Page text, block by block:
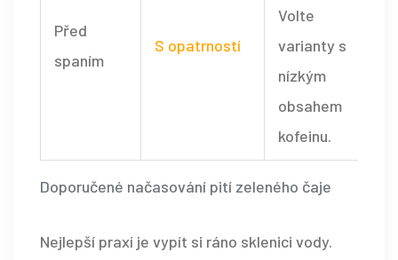
Doporučené načasování pití zeleného čaje
Před
spaním
S opatrností
Volte
varianty s
nízkým
obsahem
kofeinu.
Nejlepší praxí je vypít si ráno sklenici vody.